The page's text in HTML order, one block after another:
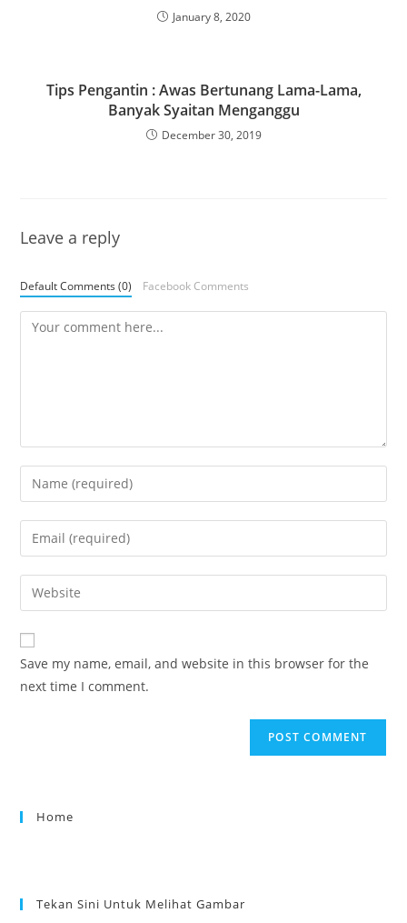
January 8, 2020
Tips Pengantin : Awas Bertunang Lama-Lama,
Banyak Syaitan Menganggu
December 30, 2019
Leave a reply
Default Comments (0) Facebook Comments
Save my name, email, and website in this browser for the
next time I comment.
Home
Tekan Sini Untuk Melihat Gambar